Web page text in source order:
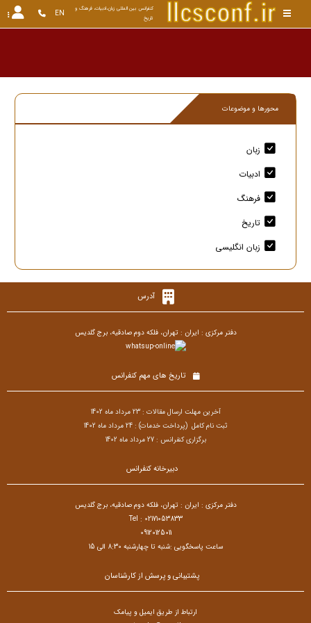
تاریخ
EN
محورها و موضوعات
زبان
ادبیات
فرهنگ
تاریخ
زبان انگلیسی
آدرس
دفتر مرکزی : ایران : تهران، فلکه دوم صادقیه، برج گلدیس
تاریخ های مهم کنفرانس
آخرین مهلت ارسال مقالات : 23 مرداد ماه 1402
ثبت نام کامل (پرداخت خدمات) : 24
مرداد ماه 1402
برگزاری کنفرانس : 27 مرداد ماه 1402
دبیرخانه کنفرانس
دفتر مرکزی : ایران : تهران، فلکه دوم صادقیه، برج گلدیس
Tel : 02171053833
09120125011
ساعت پاسخگویی :شنبه تا چهارشنبه 8:30 الی 15
پشتیبانی و پرسش از کارشناسان
ارتباط از طریق ایمیل و پیامک